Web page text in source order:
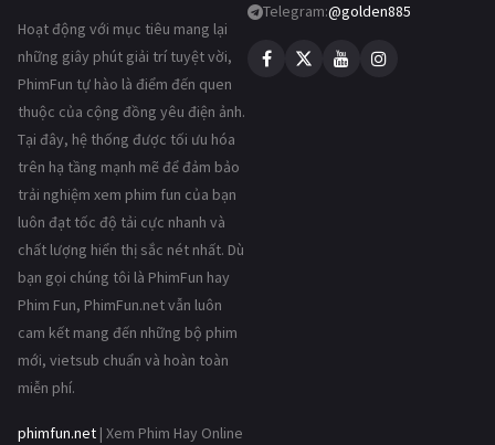
Hoạt động với mục tiêu mang lại
những giây phút giải trí tuyệt vời,
PhimFun tự hào là điểm đến quen
thuộc của cộng đồng yêu điện ảnh.
Tại đây, hệ thống được tối ưu hóa
trên hạ tầng mạnh mẽ để đảm bảo
trải nghiệm xem phim fun của bạn
luôn đạt tốc độ tải cực nhanh và
chất lượng hiển thị sắc nét nhất. Dù
bạn gọi chúng tôi là PhimFun hay
Phim Fun, PhimFun.net vẫn luôn
cam kết mang đến những bộ phim
mới, vietsub chuẩn và hoàn toàn
miễn phí.
phimfun.net | Xem Phim Hay Online
Telegram:@golden885